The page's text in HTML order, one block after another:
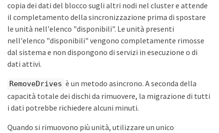
copia dei dati del blocco sugli altri nodi nel cluster e attende
il completamento della sincronizzazione prima di spostare
le unità nell'elenco "disponibili". Le unità presenti
nell'elenco "disponibili" vengono completamente rimosse
dal sistema e non dispongono di servizi in esecuzione o di
dati attivi.
RemoveDrives è un metodo asincrono. A seconda della
capacità totale dei dischi da rimuovere, la migrazione di tutti
i dati potrebbe richiedere alcuni minuti.
Quando si rimuovono più unità, utilizzare un unico